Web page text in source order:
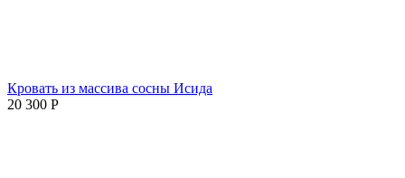
Кровать из массива сосны Исида
20 300 Р